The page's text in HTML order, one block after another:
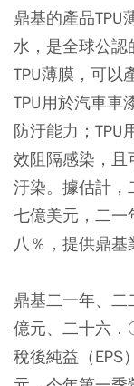
鼎基的產品TPU
水，是全球公認
TPU薄膜，可以
TPU用於汽車車
防汙能力；TPU
效阻隔感染，且
汙染。據估計，
七億美元，二一
八％，提供鼎基
鼎基二一年、
億元、二十六
稅後純益（